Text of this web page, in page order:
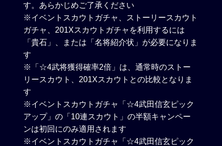
す。あらかじめご了承ください
※イベントスカウトガチャ、ストーリースカウト
ガチャ、201Xスカウトガチャを利用するには
「貴石」、または「名将紹介状」が必要になりま
す
※「☆4武将獲得確率2倍」は、通常時のストー
リースカウト、201Xスカウトとの比較となりま
す
※イベントスカウトガチャ「☆4武田信玄ピック
アップ」の「10連スカウト」の半額キャンペー
ンは初回にのみ適用されます
※イベントスカウトガチャ「☆4武田信玄ピック